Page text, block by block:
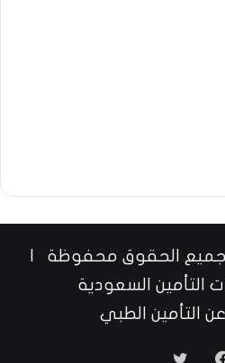
التأمين السعودية
التأمين الطبي
فيسبوك